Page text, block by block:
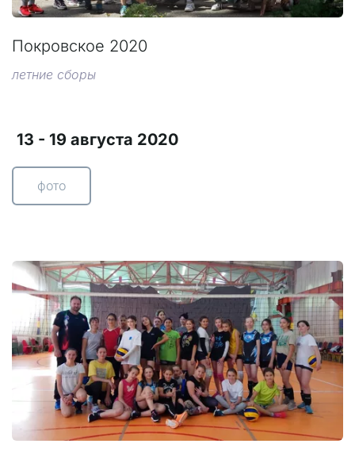
Покровское 2020
летние сборы
13 - 19 августа 2020
фото